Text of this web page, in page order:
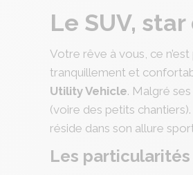
Le SUV,
Votre rêve à vous, ce
tranquillement et
Utility Vehicle. Malgré
(voire des petits chantiers).
réside dans son allure
Les